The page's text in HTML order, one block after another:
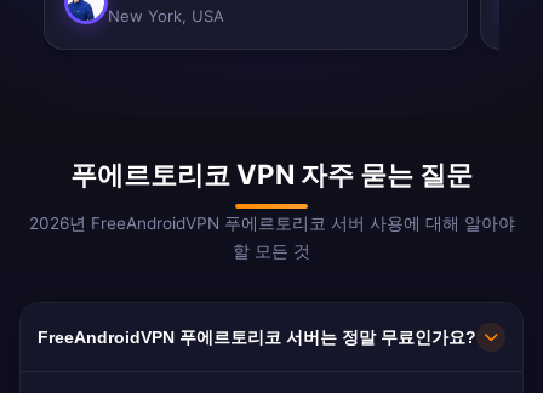
New York, USA
푸에르토리코 VPN 자주 묻는 질문
2026년 FreeAndroidVPN 푸에르토리코 서버 사용에 대해 알아야
할 모든 것
FreeAndroidVPN 푸에르토리코 서버는 정말 무료인가요?